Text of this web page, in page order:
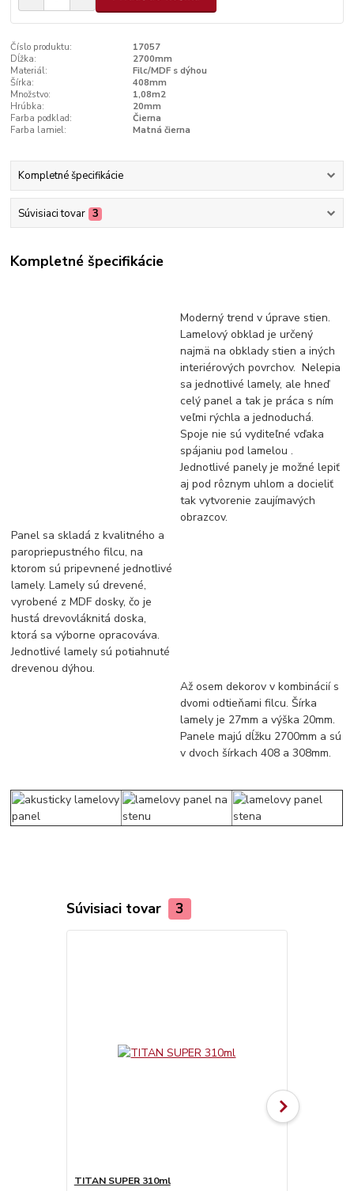
Číslo produktu:
17057
Dĺžka:
2700mm
Materiál:
Filc/MDF s dýhou
Šírka:
408mm
Množstvo:
1,08m2
Hrúbka:
20mm
Farba podklad:
Čierna
Farba lamiel:
Matná čierna
Kompletné špecifikácie
Súvisiaci tovar 3
Kompletné špecifikácie
Moderný trend v úprave stien.
Lamelový obklad je určený
najmä na obklady stien a iných
interiérových povrchov. Nelepia
sa jednotlivé lamely, ale hneď
celý panel a tak je práca s ním
veľmi rýchla a jednoduchá.
Spoje nie sú vyditeľné vďaka
spájaniu pod lamelou .
Jednotlivé panely je možné lepiť
aj pod rôznym uhlom a docieliť
tak vytvorenie zaujímavých
obrazcov.
Panel sa skladá z kvalitného a
paropriepustného filcu, na
ktorom sú pripevnené jednotlivé
lamely. Lamely sú drevené,
vyrobené z MDF dosky, čo je
hustá drevovláknitá doska,
ktorá sa výborne opracováva.
Jednotlivé lamely sú potiahnuté
drevenou dýhou.
Až osem dekorov v kombinácií s
dvomi odtieňami filcu. Šírka
lamely je 27mm a výška 20mm.
Panele majú dĺžku 2700mm a sú
v dvoch šírkach 408 a 308mm.
Súvisiaci tovar 3
TITAN SUPER 310ml